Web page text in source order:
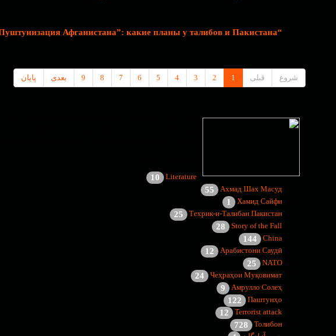
“Пуштунизация Афганистана”: какие планы у талибов и Пакистана?
شروع
قبلی 1
2
3
4
5
6
7
8
9 بعدی پایان
Literature
10
Ахмад Шах Масуд
55
Хамид Сайфи
1
Техрик-и-Талибан Пакистан
25
Story of the Fall
28
China
144
Арабистони Саудӣ
12
NATO
25
Чеҳраҳои Муқовимат
24
Амрулло Солеҳ
9
Паштунҳо
122
Terrorist attack
12
Толибон
728